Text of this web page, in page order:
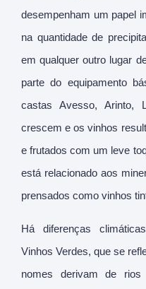
desempenham um papel
na quantidade de
em qualquer outro lugar
parte do equipamento
castas Avesso, Arinto,
crescem e os vinhos
e frutados com um leve
está relacionado aos
prensados como vinhos
Há diferenças
Vinhos Verdes, que se
nomes derivam de